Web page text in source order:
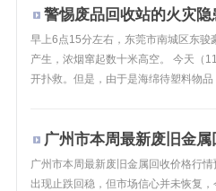
警惕废品回收站的火灾
早上6点15分左右，东莞市南城区东
产生，浓烟窜起数十米高空。 今天（
开扑救。但是，由于是海绵待塑料物
广州市本周最新废旧金
广州市本周最新废旧金属回收价格行
出现止跌回稳，但市场信心并未恢复